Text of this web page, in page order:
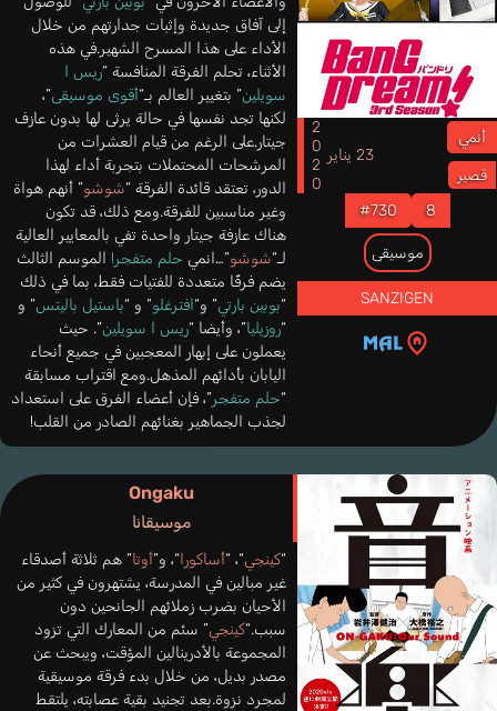
أنمي
قصير
23 يناير 2020
8
#730
موسيقى
SANZIGEN
إلى آفاق جديدة وإثبات جدارتهم من خلال
الأداء على هذا المسرح الشهير.في هذه
الأثناء، تحلم الفرقة المنافسة “ريس ا
سويلين” بتغيير العالم بـ“أقوى موسيقى”،
لكنها تجد نفسها في حالة يرثى لها بدون عازف
جيتار.على الرغم من قيام العشرات من
المرشحات المحتملات بتجربة أداء لهذا
الدور، تعتقد قائدة الفرقة “شوشو” أنهم هواة
وغير مناسبين للفرقة.ومع ذلك، قد تكون
هناك عازفة جيتار واحدة تفي بالمعايير العالية
لـ“شوشو”…انمي حلم متفجر! الموسم الثالث
يضم فرقًا متعددة للفتيات فقط، بما في ذلك
“بوبين بارتي” و“افترغلو” و “باستيل باليتس” و
“روزيليا”، وأيضا “ريس ا سويلين”. حيث
يعملون على إبهار المعجبين في جميع أنحاء
اليابان بأدائهم المذهل.ومع اقتراب مسابقة
“حلم متفجر”، فإن أعضاء الفرق على استعداد
لجذب الجماهير بغنائهم الصادر من القلب!
Ongaku
موسيقانا
“كينجي“، “أساكورا“، و”أوتا” هم ثلاثة أصدقاء
غير مبالين في المدرسة، يشتهرون في كثير من
الأحيان بضرب زملائهم الجانحين دون
سبب.“كينجي” سئم من المعارك التي تزود
المجموعة بالأدرينالين المؤقت، ويبحث عن
مصدر بديل، من خلال بدء فرقة موسيقية
لمجرد نزوة.بعد تجنيد بقية عصابته، يلتقط